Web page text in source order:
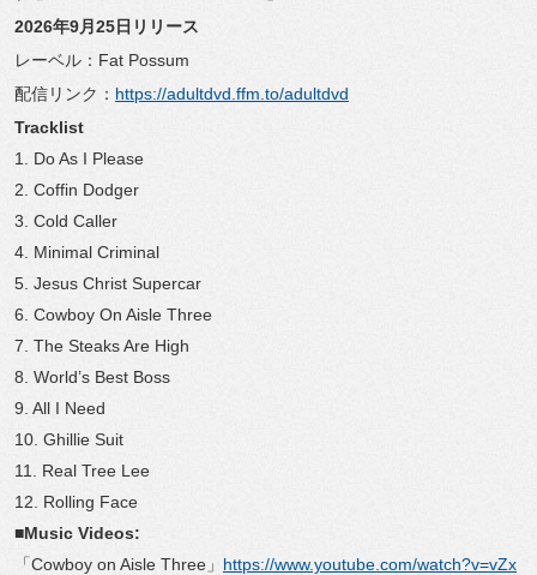
2026年9月25日リリース
レーベル：Fat Possum
配信リンク： https://adultdvd.ffm.to/adultdvd
Tracklist
1.⁠ ⁠Do As I Please
2.⁠ ⁠Coffin Dodger
3.⁠ ⁠Cold Caller
4.⁠ ⁠Minimal Criminal
5.⁠ ⁠Jesus Christ Supercar
6.⁠ ⁠Cowboy On Aisle Three
7.⁠ ⁠The Steaks Are High
8.⁠ ⁠World’s Best Boss
9.⁠ ⁠All I Need
10.⁠ ⁠Ghillie Suit
11.⁠ ⁠Real Tree Lee
12.⁠ ⁠Rolling Face
■Music Videos:
「Cowboy on Aisle Three」 https://www.youtube.com/watch?v=vZx